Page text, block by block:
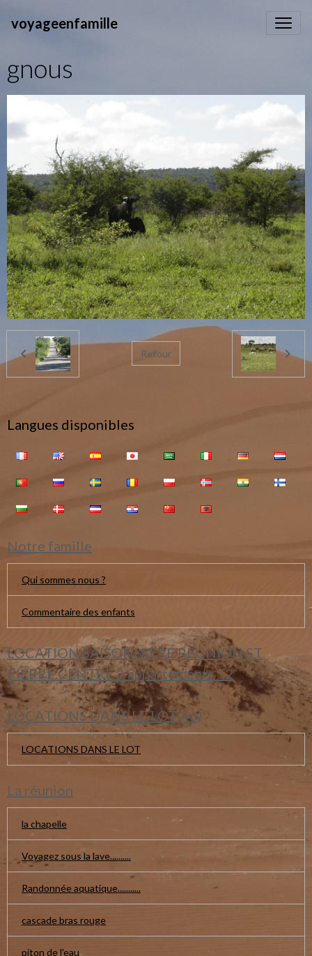
voyageenfamille
gnous
Retour
Langues disponibles
Notre famille
Qui sommes nous ?
Commentaire des enfants
LOCATION SAISONNIERE REUNION ST
PIERRE CENTRE 2 appartements T2
LOCATIONS DANS LE LOT(46)
LOCATIONS DANS LE LOT
La réunion
la chapelle
Voyagez sous la lave..........
Randonnée aquatique...........
cascade bras rouge
piton de l'eau